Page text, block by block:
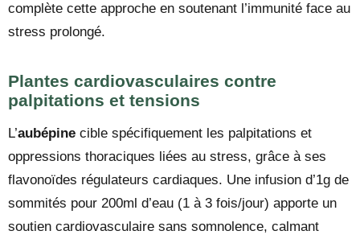
complète cette approche en soutenant l’immunité face au
stress prolongé.
Plantes cardiovasculaires contre
palpitations et tensions
L’aubépine cible spécifiquement les palpitations et
oppressions thoraciques liées au stress, grâce à ses
flavonoïdes régulateurs cardiaques. Une infusion d’1g de
sommités pour 200ml d’eau (1 à 3 fois/jour) apporte un
soutien cardiovasculaire sans somnolence, calmant